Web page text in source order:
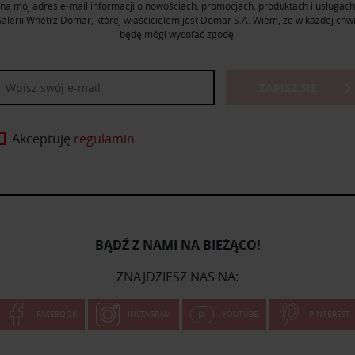
na mój adres e-mail informacji o nowościach, promocjach, produktach i usługach
Wnętrz Domar, której właścicielem jest Domar S.A. Wiem, że w każdej
będę mógł wycofać zgodę.
Akceptuję regulamin
BĄDŹ Z NAMI NA BIEŻĄCO!
ZNAJDZIESZ NAS NA:
FACEBOOK INSTAGRAM YOUTUBE PINTEREST